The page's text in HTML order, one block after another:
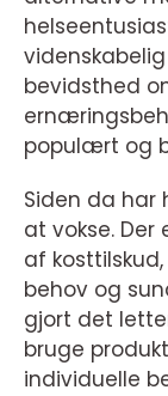
bevidsthed
populært og
Siden da har
at vokse.
af
behov og
gjort det
bruge
individuelle